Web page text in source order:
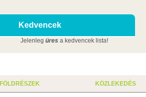
Kedvencek
Jelenleg üres a kedvencek lista!
FÖLDRÉSZEK KÖZLEKEDÉS